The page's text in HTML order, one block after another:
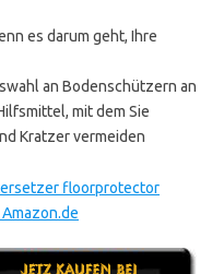
es darum geht, Ihre
an Bodenschützern an
mit dem Sie
Kratzer vermeiden
floorprotector